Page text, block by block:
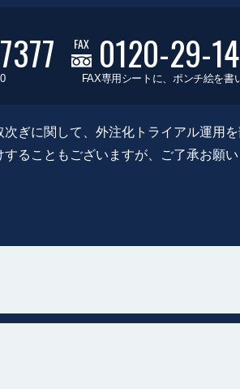
FAX 0120-29-
FAX専用シートに、ポンチ絵を書
ぎに関して、外注化トライアル運用を
することもございますが、ご了承お願い